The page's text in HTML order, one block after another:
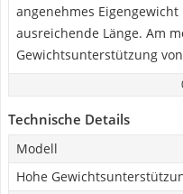
angenehmes
ausreichende Länge. Am
Gewichtsunterstützung
Technische Details
Modell
Hohe